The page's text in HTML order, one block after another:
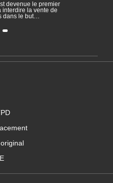
électroniques sont
populaire qui
à réduire
article illustre les lois